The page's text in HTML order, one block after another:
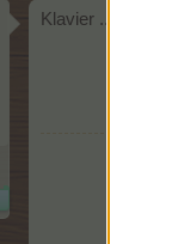
Klavier ... L